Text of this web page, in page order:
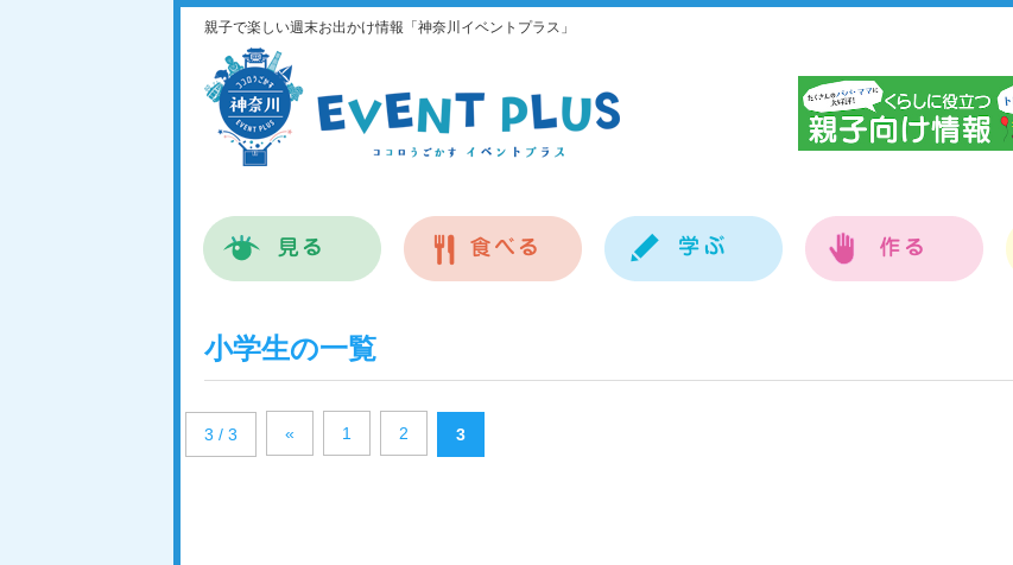
親子で楽しい週末お出かけ情報「神奈川イベントプラス」
小学生の一覧
3 / 3 « 1 2 3